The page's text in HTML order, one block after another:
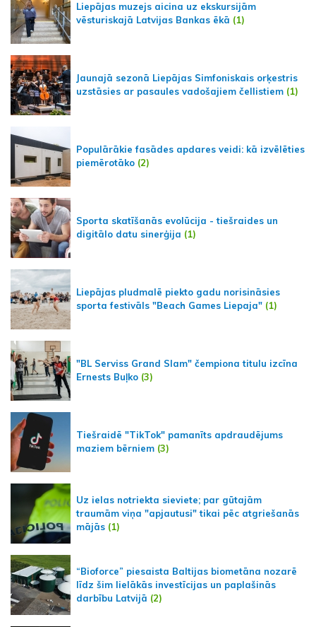
Liepājas muzejs aicina uz ekskursijām
vēsturiskajā Latvijas Bankas ēkā (1)
Jaunajā sezonā Liepājas Simfoniskais orķestris
uzstāsies ar pasaules vadošajiem čellistiem (1)
Populārākie fasādes apdares veidi: kā izvēlēties
piemērotāko (2)
Sporta skatīšanās evolūcija - tiešraides un
digitālo datu sinerģija (1)
Liepājas pludmalē piekto gadu norisināsies
sporta festivāls "Beach Games Liepaja" (1)
"BL Serviss Grand Slam" čempiona titulu izcīna
Ernests Buļko (3)
Tiešraidē "TikTok" pamanīts apdraudējums
maziem bērniem (3)
Uz ielas notriekta sieviete; par gūtajām
traumām viņa "apjautusi" tikai pēc atgriešanās
mājās (1)
“Bioforce” piesaista Baltijas biometāna nozarē
līdz šim lielākās investīcijas un paplašinās
darbību Latvijā (2)